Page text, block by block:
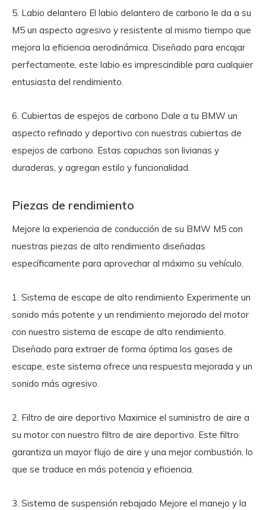
5. Labio delantero El labio delantero de carbono le da a su
M5 un aspecto agresivo y resistente al mismo tiempo que
mejora la eficiencia aerodinámica. Diseñado para encajar
perfectamente, este labio es imprescindible para cualquier
entusiasta del rendimiento.
6. Cubiertas de espejos de carbono Dale a tu BMW un
aspecto refinado y deportivo con nuestras cubiertas de
espejos de carbono. Estas capuchas son livianas y
duraderas, y agregan estilo y funcionalidad.
Piezas de rendimiento
Mejore la experiencia de conducción de su BMW M5 con
nuestras piezas de alto rendimiento diseñadas
específicamente para aprovechar al máximo su vehículo.
1. Sistema de escape de alto rendimiento Experimente un
sonido más potente y un rendimiento mejorado del motor
con nuestro sistema de escape de alto rendimiento.
Diseñado para extraer de forma óptima los gases de
escape, este sistema ofrece una respuesta mejorada y un
sonido más agresivo.
2. Filtro de aire deportivo Maximice el suministro de aire a
su motor con nuestro filtro de aire deportivo. Este filtro
garantiza un mayor flujo de aire y una mejor combustión, lo
que se traduce en más potencia y eficiencia.
3. Sistema de suspensión rebajado Mejore el manejo y la